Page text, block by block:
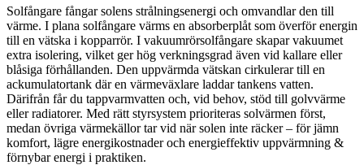
Solfångare fångar solens strålningsenergi och omvandlar den till
värme. I plana solfångare värms en absorberplåt som överför energin
till en vätska i kopparrör. I vakuumrörsolfångare skapar vakuumet
extra isolering, vilket ger hög verkningsgrad även vid kallare eller
blåsiga förhållanden. Den uppvärmda vätskan cirkulerar till en
ackumulatortank där en värmeväxlare laddar tankens vatten.
Därifrån får du tappvarmvatten och, vid behov, stöd till golvvärme
eller radiatorer. Med rätt styrsystem prioriteras solvärmen först,
medan övriga värmekällor tar vid när solen inte räcker – för jämn
komfort, lägre energikostnader och energieffektiv uppvärmning &
förnybar energi i praktiken.